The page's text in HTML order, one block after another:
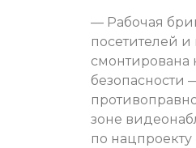
— Рабочая
посетителей
смонтирована
безопасности
зоне
по